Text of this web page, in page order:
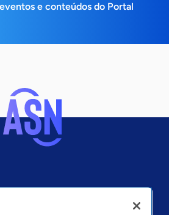
e conteúdos do Portal